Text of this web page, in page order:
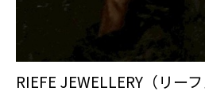
RIEFE JEWELLERY（リー